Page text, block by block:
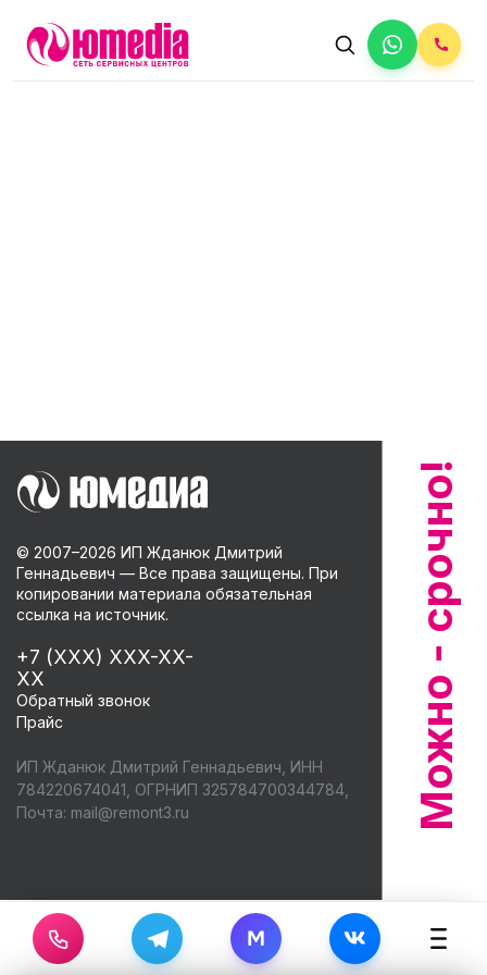
© 2007–2026 ИП Жданюк Дмитрий
Геннадьевич — Все права защищены. При
копировании материала обязательная
ссылка на источник.
+7 (XXX) XXX-XX-
XX
Обратный звонок
Прайс
ИП Жданюк Дмитрий Геннадьевич, ИНН
784220674041, ОГРНИП 325784700344784,
Почта: mail@remont3.ru
M